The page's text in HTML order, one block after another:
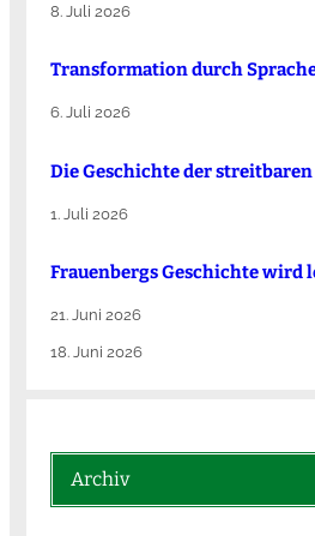
8. Juli 2026
Transformation durch
6. Juli 2026
Die Ge­schich­te der
1. Juli 2026
Frauenbergs Geschichte wird
21. Juni 2026
18. Juni 2026
Archiv